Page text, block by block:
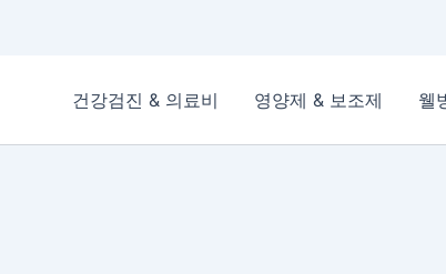
건강검진 & 의료비 영양제 & 보조제 웰